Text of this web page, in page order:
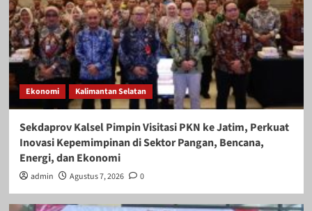
Ekonomi Kalimantan Selatan
Sekdaprov Kalsel Pimpin Visitasi PKN ke Jatim, Perkuat
Inovasi Kepemimpinan di Sektor Pangan, Bencana,
Energi, dan Ekonomi
admin Agustus 7, 2026 0